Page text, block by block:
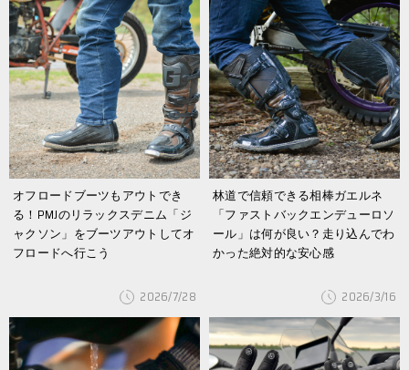
オフロードブーツもアウトでき
る！PMJのリラックスデニム「ジ
ャクソン」をブーツアウトしてオ
フロードへ行こう
2026/7/28
林道で信頼できる相棒ガエルネ
「ファストバックエンデューロソ
ール」は何が良い？走り込んでわ
かった絶対的な安心感
2026/3/16